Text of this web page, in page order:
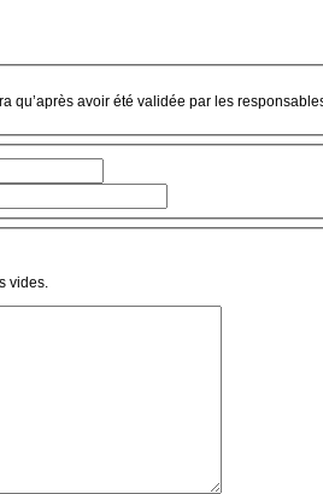
qu’après avoir été validée par les
vides.